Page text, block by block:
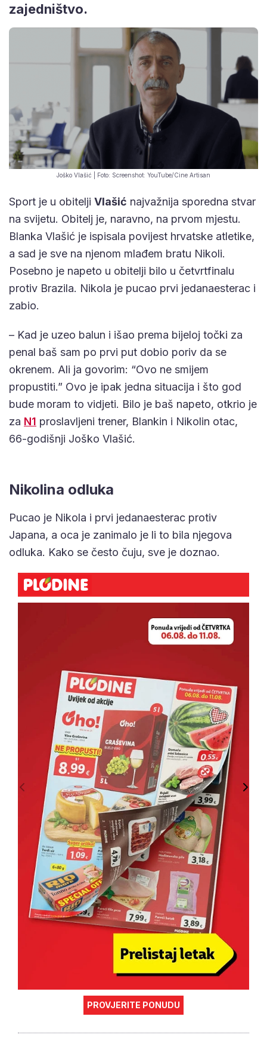
zajedništvo.
Joško Vlašić | Foto: Screenshot: YouTube/Cine Artisan
Sport je u obitelji Vlašić najvažnija sporedna stvar
na svijetu. Obitelj je, naravno, na prvom mjestu.
Blanka Vlašić je ispisala povijest hrvatske atletike,
a sad je sve na njenom mlađem bratu Nikoli.
Posebno je napeto u obitelji bilo u četvrtfinalu
protiv Brazila. Nikola je pucao prvi jedanaesterac i
zabio.
– Kad je uzeo balun i išao prema bijeloj točki za
penal baš sam po prvi put dobio poriv da se
okrenem. Ali ja govorim: “Ovo ne smijem
propustiti.” Ovo je ipak jedna situacija i što god
bude moram to vidjeti. Bilo je baš napeto, otkrio je
za N1 proslavljeni trener, Blankin i Nikolin otac,
66-godišnji Joško Vlašić.
Nikolina odluka
Pucao je Nikola i prvi jedanaesterac protiv
Japana, a oca je zanimalo je li to bila njegova
odluka. Kako se često čuju, sve je doznao.
PROVJERITE PONUDU